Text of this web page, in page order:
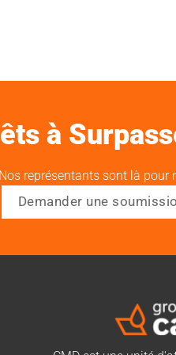
à
représentants sont là pour
Demander une